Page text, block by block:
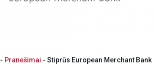
- Pranešimai - Stiprūs European Merchant Bank